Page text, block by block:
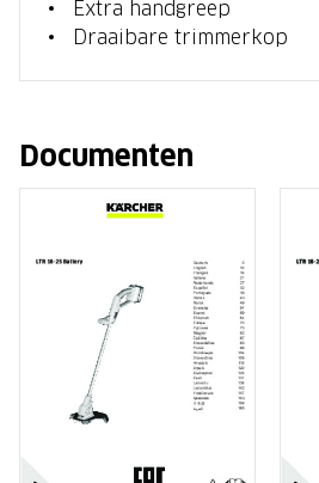
Extra handgreep
Draaibare trimmerkop
Documenten